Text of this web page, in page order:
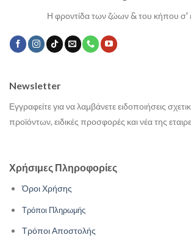
Η φροντίδα των ζώων & του κήπου σ'
Χρήσιμες Πληροφορίες
Όροι Χρήσης
Τρόποι Πληρωμής
Τρόποι Αποστολής
Newsletter
Εγγραφείτε για να λαμβάνετε ειδοποιήσεις
προϊόντων, ειδικές προσφορές και νέα της